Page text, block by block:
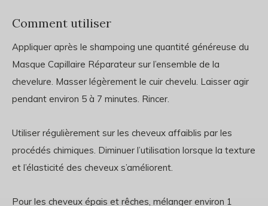
Comment utiliser
Appliquer après le shampoing une quantité généreuse du
Masque Capillaire Réparateur sur l’ensemble de la
chevelure. Masser légèrement le cuir chevelu. Laisser agir
pendant environ 5 à 7 minutes. Rincer.
Utiliser régulièrement sur les cheveux affaiblis par les
procédés chimiques. Diminuer l’utilisation lorsque la texture
et l’élasticité des cheveux s’améliorent.
Pour les cheveux épais et rêches, mélanger environ 1